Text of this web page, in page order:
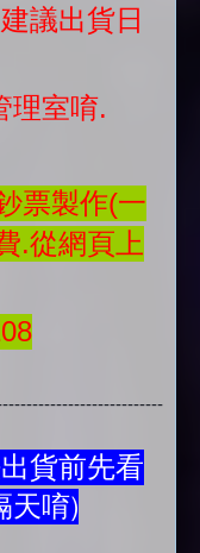
議出貨日
理室唷.
票製作(一
.從網頁上
貨前先看
天唷)